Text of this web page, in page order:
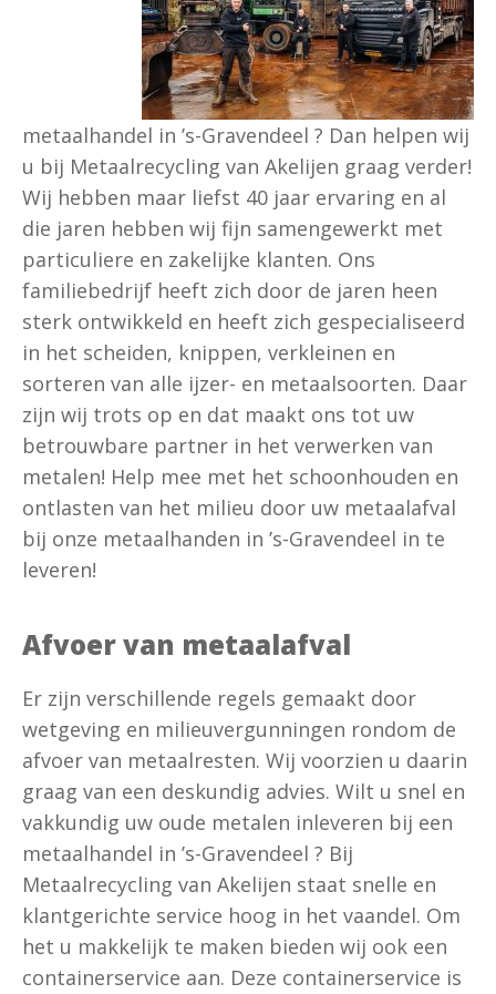
metaalhandel in ’s-Gravendeel ? Dan helpen wij
u bij Metaalrecycling van Akelijen graag verder!
Wij hebben maar liefst 40 jaar ervaring en al
die jaren hebben wij fijn samengewerkt met
particuliere en zakelijke klanten. Ons
familiebedrijf heeft zich door de jaren heen
sterk ontwikkeld en heeft zich gespecialiseerd
in het scheiden, knippen, verkleinen en
sorteren van alle ijzer- en metaalsoorten. Daar
zijn wij trots op en dat maakt ons tot uw
betrouwbare partner in het verwerken van
metalen! Help mee met het schoonhouden en
ontlasten van het milieu door uw metaalafval
bij onze metaalhanden in ’s-Gravendeel in te
leveren!
Afvoer van metaalafval
Er zijn verschillende regels gemaakt door
wetgeving en milieuvergunningen rondom de
afvoer van metaalresten. Wij voorzien u daarin
graag van een deskundig advies. Wilt u snel en
vakkundig uw oude metalen inleveren bij een
metaalhandel in ’s-Gravendeel ? Bij
Metaalrecycling van Akelijen staat snelle en
klantgerichte service hoog in het vaandel. Om
het u makkelijk te maken bieden wij ook een
containerservice aan. Deze containerservice is